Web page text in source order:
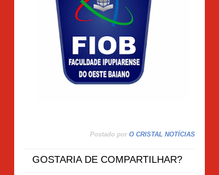
Postado por O CRISTAL NOTÍCIAS
GOSTARIA DE COMPARTILHAR?